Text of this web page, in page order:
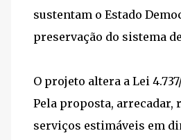
sustentam o Estado
preservação do sistema
O projeto altera a Lei
Pela proposta, arrecadar,
serviços estimáveis em